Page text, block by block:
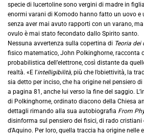
specie di lucertoline sono vergini di madre in
enormi varani di Komodo hanno fatto un uovo e
senza aver mai avuto rapporti con un varano,
ovulo è mai stato fecondato dallo Spirito santo.
Nessuna avvertenza sulla copertina di Teoria dei
fisico matematico, John Polkinghorne, racconta
probabilistica dell’elettrone, così distante da
realtà. «E l’intelligibilità, più che l’obiettività, la
sia detto per inciso, che ha origine nel pensiero di
a pagina 81, anche lui verso la fine del saggio.
di Polkinghorne, ordinato diacono della Chiesa
dettagli rimando alla sua autobiografia From
disinforma sul pensiero dei fisici, di rado
d’Aquino. Per loro, quella traccia ha origine nelle